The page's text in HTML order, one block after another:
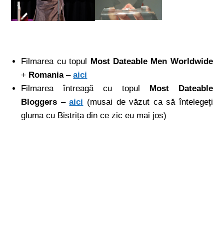
Filmarea cu topul
Most Dateable Men Worldwide
+ Romania–aici
Filmarea întreagă cu topul
Most Dateable
Bloggers –aici (musai de văzut ca să întelegeți
gluma cu Bistrița din ce zic eu mai jos)